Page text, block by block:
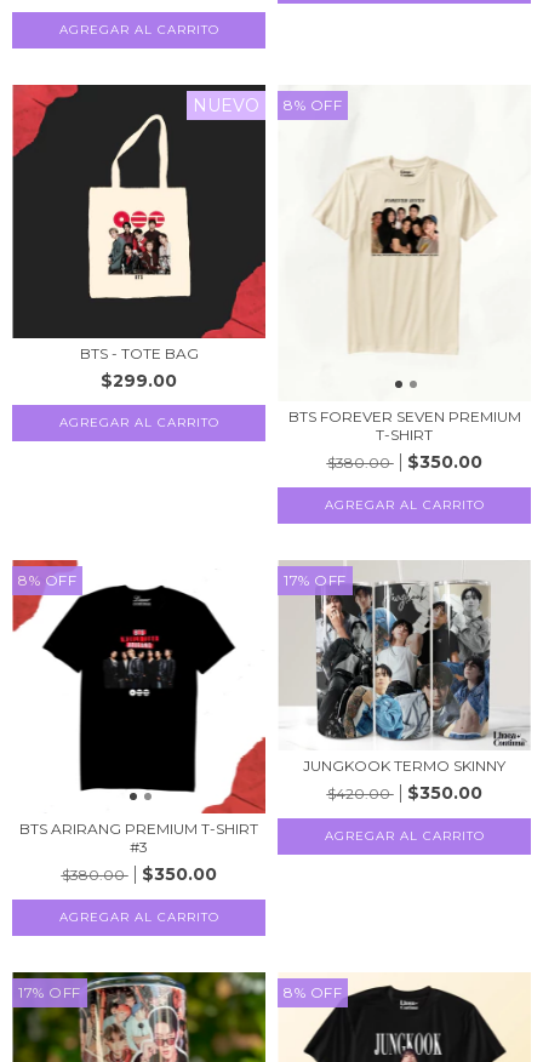
NUEVO
BTS - TOTE BAG
$299.00
AGREGAR AL CARRITO
8% OFF
BTS FOREVER SEVEN PREMIUM
T-SHIRT
$380.00
$350.00
AGREGAR AL CARRITO
8% OFF
BTS ARIRANG PREMIUM T-SHIRT
#3
$380.00
$350.00
AGREGAR AL CARRITO
17% OFF
JUNGKOOK TERMO SKINNY
$420.00
$350.00
AGREGAR AL CARRITO
17% OFF 8% OFF